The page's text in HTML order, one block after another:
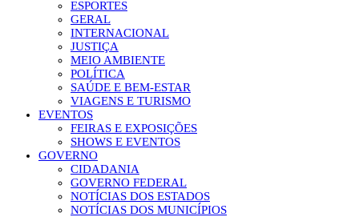
ESPORTES
GERAL
INTERNACIONAL
JUSTIÇA
MEIO AMBIENTE
POLÍTICA
SAÚDE E BEM-ESTAR
VIAGENS E TURISMO
EVENTOS
FEIRAS E EXPOSIÇÕES
SHOWS E EVENTOS
GOVERNO
CIDADANIA
GOVERNO FEDERAL
NOTÍCIAS DOS ESTADOS
NOTÍCIAS DOS MUNICÍPIOS